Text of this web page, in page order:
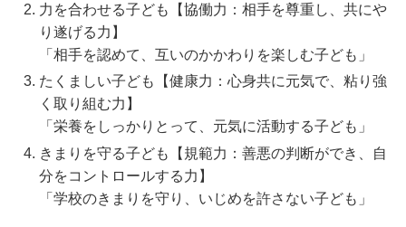
力を合わせる子ども【協働力：相手を尊重し、共にや
り遂げる力】
「相手を認めて、互いのかかわりを楽しむ子ども」
たくましい子ども【健康力：心身共に元気で、粘り強
く取り組む力】
「栄養をしっかりとって、元気に活動する子ども」
きまりを守る子ども【規範力：善悪の判断ができ、自
分をコントロールする力】
「学校のきまりを守り、いじめを許さない子ども」